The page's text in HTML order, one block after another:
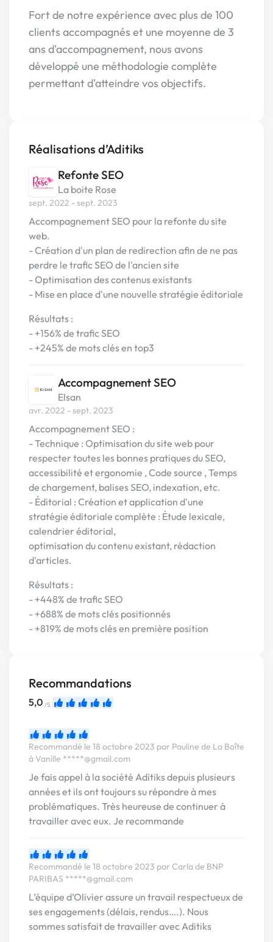
Fort de notre expérience avec plus de 100
clients accompagnés et une moyenne de 3
ans d'accompagnement, nous avons
développé une méthodologie complète
permettant d'atteindre vos objectifs.
Réalisations d’Aditiks
Refonte SEO
La boite Rose
sept. 2022 - sept. 2023
Accompagnement SEO pour la refonte du site
web.
- Création d'un plan de redirection afin de ne pas
perdre le trafic SEO de l'ancien site
- Optimisation des contenus existants
- Mise en place d'une nouvelle stratégie éditoriale
Résultats :
- +156% de trafic SEO
- +245% de mots clés en top3
Accompagnement SEO
Elsan
avr. 2022 - sept. 2023
Accompagnement SEO :
- Technique : Optimisation du site web pour
respecter toutes les bonnes pratiques du SEO,
accessibilité et ergonomie , Code source , Temps
de chargement, balises SEO, indexation, etc.
- Éditorial : Création et application d'une
stratégie éditoriale complète : Étude lexicale,
calendrier éditorial,
optimisation du contenu existant, rédaction
d'articles.
Résultats :
- +448% de trafic SEO
- +688% de mots clés positionnés
- +819% de mots clés en première position
Recommandations
5,0 /5
Recommandé le 18 octobre 2023 par Pauline de La Boîte
à Vanille *****@gmail.com
Je fais appel à la société Aditiks depuis plusieurs
années et ils ont toujours su répondre à mes
problématiques. Très heureuse de continuer à
travailler avec eux. Je recommande
Recommandé le 18 octobre 2023 par Carla de BNP
PARIBAS *****@gmail.com
L’équipe d’Olivier assure un travail respectueux de
ses engagements (délais, rendus….). Nous
sommes satisfait de travailler avec Aditiks